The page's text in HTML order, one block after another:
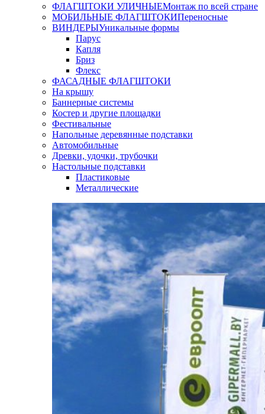
ФЛАГШТОКИ УЛИЧНЫЕМонтаж по всей стране
МОБИЛЬНЫЕ ФЛАГШТОКИПереносные
ВИНДЕРЫУникальные формы
Парус
Капля
Бриз
Флекс
ФАСАДНЫЕ ФЛАГШТОКИ
На крышу
Баннерные системы
Костер и другие площадки
Фестивальные
Напольные деревянные подставки
Автомобильные
Древки, удочки, трубочки
Настольные подставки
Пластиковые
Металлические